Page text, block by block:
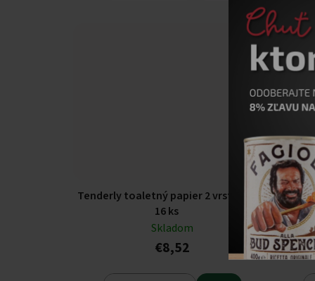
Tenderly toaletný papier 2 vrstvový
16 ks
Skladom
€8,52
Scottex toaletný papier 2